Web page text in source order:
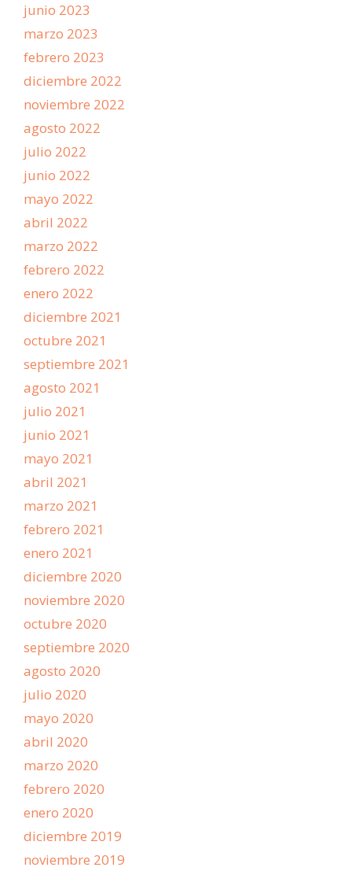
junio 2023
marzo 2023
febrero 2023
diciembre 2022
noviembre 2022
agosto 2022
julio 2022
junio 2022
mayo 2022
abril 2022
marzo 2022
febrero 2022
enero 2022
diciembre 2021
octubre 2021
septiembre 2021
agosto 2021
julio 2021
junio 2021
mayo 2021
abril 2021
marzo 2021
febrero 2021
enero 2021
diciembre 2020
noviembre 2020
octubre 2020
septiembre 2020
agosto 2020
julio 2020
mayo 2020
abril 2020
marzo 2020
febrero 2020
enero 2020
diciembre 2019
noviembre 2019